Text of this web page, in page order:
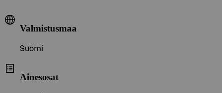
Valmistusmaa
Suomi
Ainesosat